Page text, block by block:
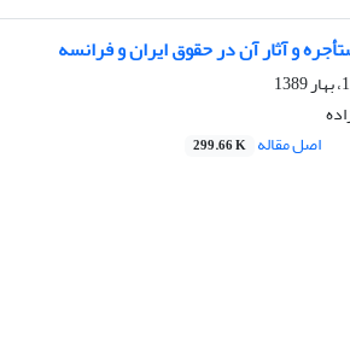
و آثار آن در حقوق ایران و فرانسه
اصل مقاله 299.66 K